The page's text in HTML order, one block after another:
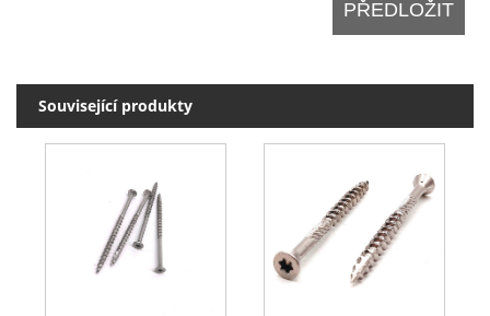
Související produkty